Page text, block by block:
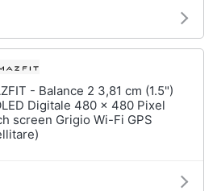
- Balance 2 3,81 cm (1.5")
Digitale 480 x 480 Pixel
screen Grigio Wi-Fi GPS